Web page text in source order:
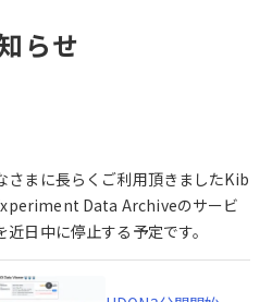
らせ
さまに長らくご利用頂きましたKib
Data Archiveのサービ
近日中に停止する予定です。